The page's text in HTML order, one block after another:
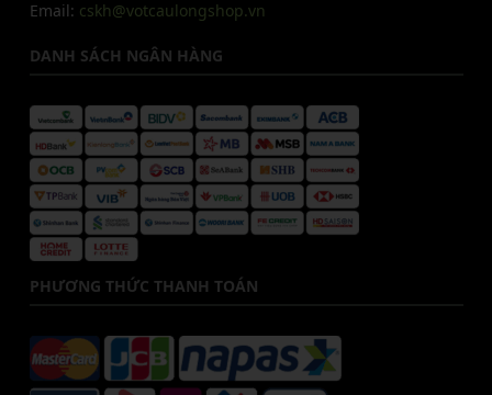
Email: cskh@votcaulongshop.vn
DANH SÁCH NGÂN HÀNG
PHƯƠNG THỨC THANH TOÁN